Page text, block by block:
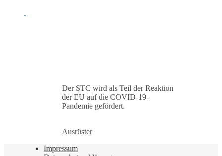
Der STC wird als Teil der Reaktion
der EU auf die COVID-19-
Pandemie gefördert.
Ausrüster
Impressum